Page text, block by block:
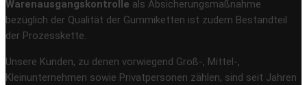
Warenausgangskontrolle als Absicherungsmaßnahme
bezüglich der Qualität der Gummiketten ist zudem Bestandteil
der Prozesskette.
Unsere Kunden, zu denen vorwiegend Groß-, Mittel-,
Kleinunternehmen sowie Privatpersonen zählen, sind seit Jahren